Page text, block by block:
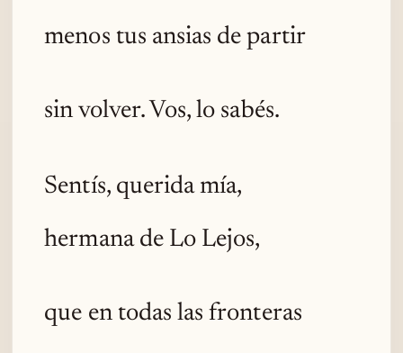
menos tus ansias de partir
sin volver. Vos, lo sabés.
Sentís, querida mía,
hermana de Lo Lejos,
que en todas las fronteras